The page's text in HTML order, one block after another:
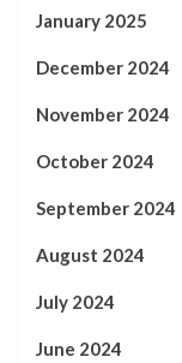
January 2025
December 2024
November 2024
October 2024
September 2024
August 2024
July 2024
June 2024